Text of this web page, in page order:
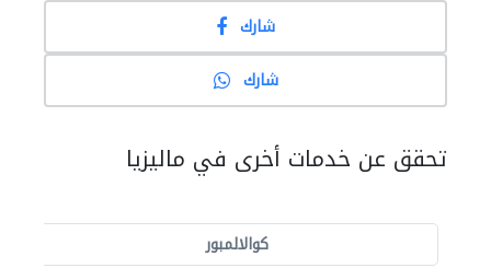
شارك
شارك
تحقق عن خدمات أخرى في ماليزيا
كوالالمبور